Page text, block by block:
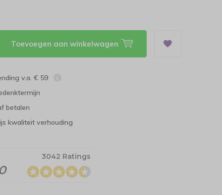
Toevoegen aan winkelwagen
v.a. € 59
betalen
kwaliteit verhouding
3042 Ratings